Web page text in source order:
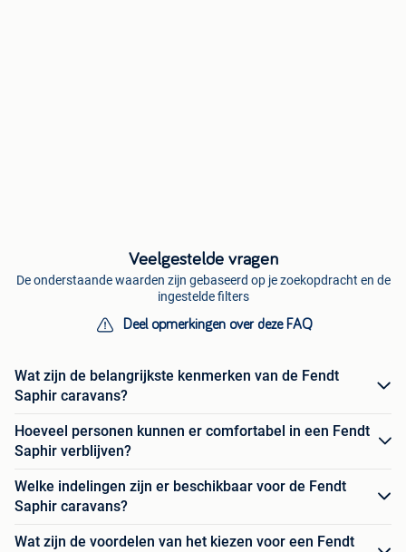
Veelgestelde vragen
De onderstaande waarden zijn gebaseerd op je zoekopdracht en de
ingestelde filters
Deel opmerkingen over deze FAQ
Wat zijn de belangrijkste kenmerken van de Fendt
Saphir caravans?
Hoeveel personen kunnen er comfortabel in een Fendt
Saphir verblijven?
Welke indelingen zijn er beschikbaar voor de Fendt
Saphir caravans?
Wat zijn de voordelen van het kiezen voor een Fendt